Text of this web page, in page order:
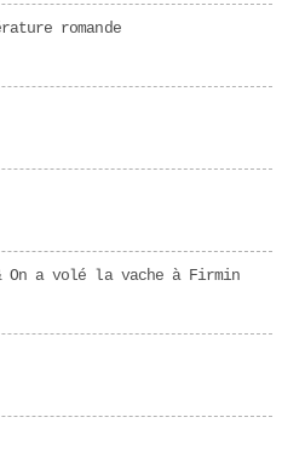
romande
a volé la vache à Firmin